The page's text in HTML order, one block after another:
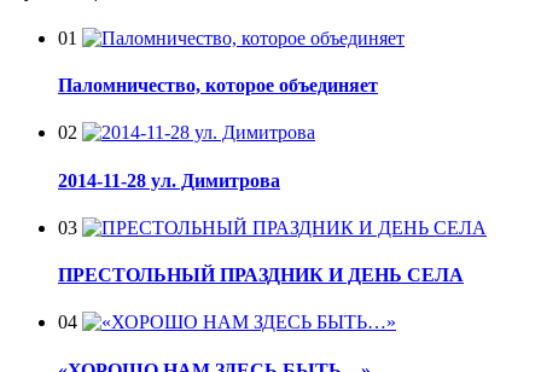
01
Паломничество, которое объединяет
02
2014-11-28 ул. Димитрова
03
ПРЕСТОЛЬНЫЙ ПРАЗДНИК И ДЕНЬ СЕЛА
04